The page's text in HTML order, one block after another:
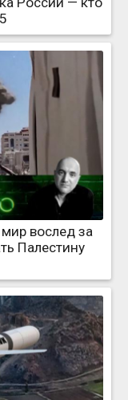
вослед за
Палестину